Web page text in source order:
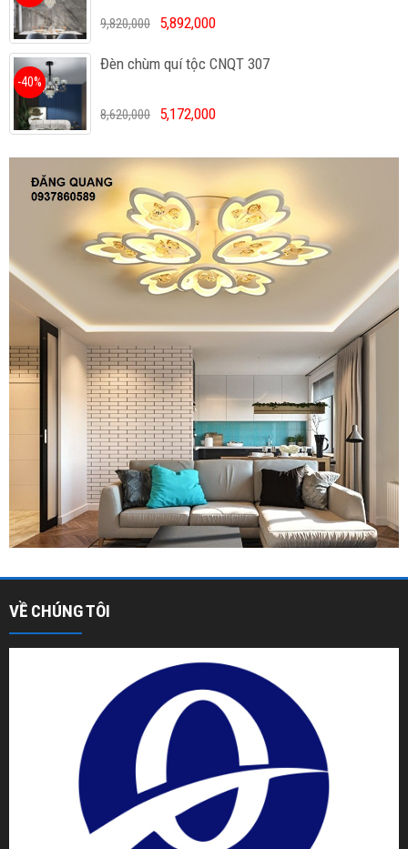
9,820,000 5,892,000
Đèn chùm quí tộc CNQT 307
-40%
8,620,000 5,172,000
VỀ CHÚNG TÔI